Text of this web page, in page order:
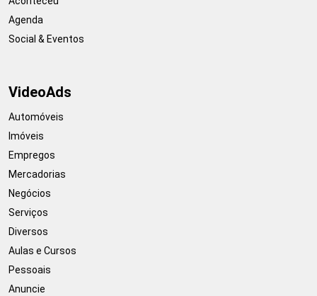
Agenda
Social & Eventos
VideoAds
Automóveis
Imóveis
Empregos
Mercadorias
Negócios
Serviços
Diversos
Aulas e Cursos
Pessoais
Anuncie